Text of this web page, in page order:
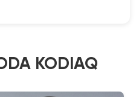
KODIAQ